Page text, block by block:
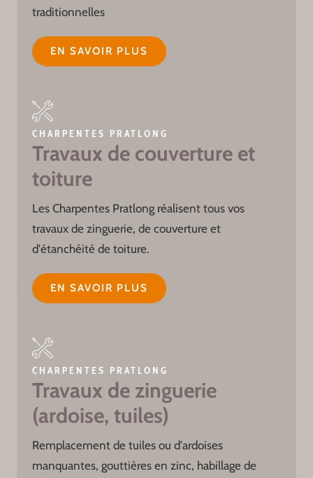
traditionnelles
EN SAVOIR PLUS
CHARPENTES PRATLONG
Travaux de couverture et
toiture
Les Charpentes Pratlong réalisent tous vos
travaux de zinguerie, de couverture et
d'étanchéité de toiture.
EN SAVOIR PLUS
CHARPENTES PRATLONG
Travaux de zinguerie
(ardoise, tuiles)
Remplacement de tuiles ou d'ardoises
manquantes, gouttières en zinc, habillage de